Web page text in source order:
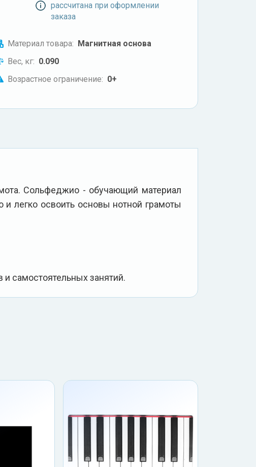
рассчитана при оформлении
заказа
Материал товара: Магнитная основа
Вес, кг: 0.090
Возрастное ограничение: 0+
Сольфеджио - обучающий материал
легко освоить основы нотной грамоты
самостоятельных занятий.